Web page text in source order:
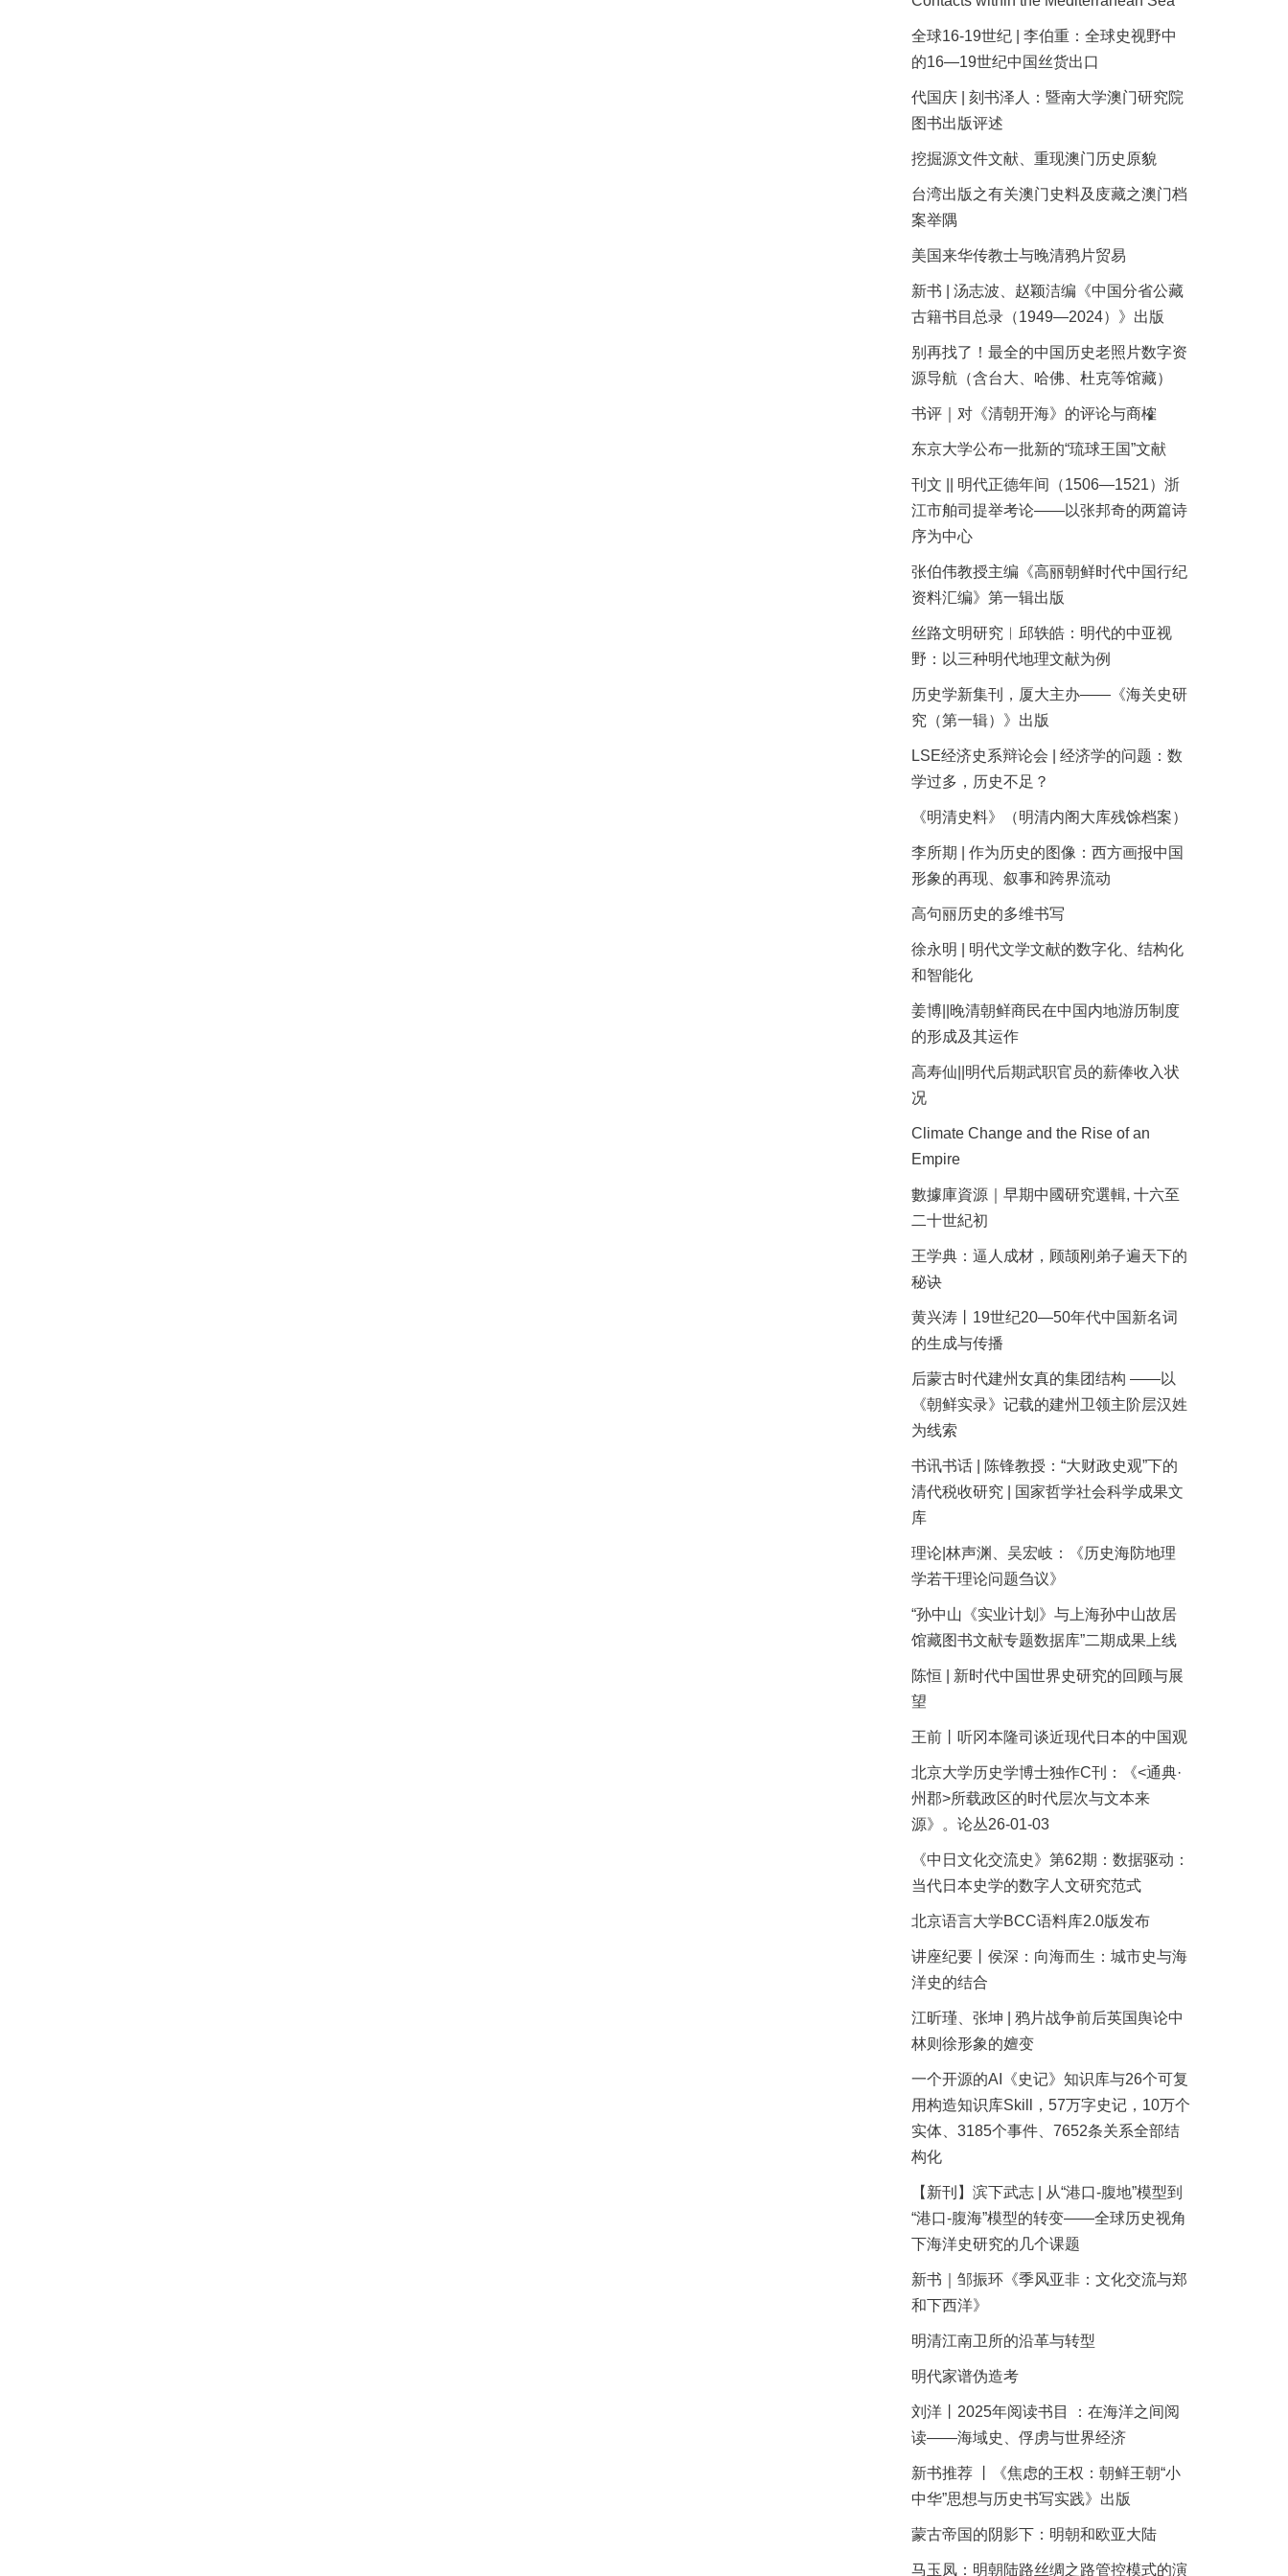
全球16-19世纪 | 李伯重：全球史视野中
的16—19世纪中国丝货出口
代国庆 | 刻书泽人：暨南大学澳门研究院
图书出版评述
挖掘源文件文献、重现澳门历史原貌
台湾出版之有关澳门史料及庋藏之澳门档
案举隅
美国来华传教士与晚清鸦片贸易
新书 | 汤志波、赵颖洁编《中国分省公藏
古籍书目总录（1949—2024）》出版
别再找了！最全的中国历史老照片数字资
源导航（含台大、哈佛、杜克等馆藏）
书评｜对《清朝开海》的评论与商榷
东京大学公布一批新的“琉球王国”文献
刊文 || 明代正德年间（1506—1521）浙
江市舶司提举考论——以张邦奇的两篇诗
序为中心
张伯伟教授主编《高丽朝鲜时代中国行纪
资料汇编》第一辑出版
丝路文明研究︱邱轶皓：明代的中亚视
野：以三种明代地理文献为例
历史学新集刊，厦大主办——《海关史研
究（第一辑）》出版
LSE经济史系辩论会 | 经济学的问题：数
学过多，历史不足？
《明清史料》（明清内阁大库残馀档案）
李所期 | 作为历史的图像：西方画报中国
形象的再现、叙事和跨界流动
高句丽历史的多维书写
徐永明 | 明代文学文献的数字化、结构化
和智能化
姜博||晚清朝鲜商民在中国内地游历制度
的形成及其运作
高寿仙||明代后期武职官员的薪俸收入状
况
Climate Change and the Rise of an
Empire
數據庫資源｜早期中國研究選輯, 十六至
二十世紀初
王学典：逼人成材，顾颉刚弟子遍天下的
秘诀
黄兴涛丨19世纪20—50年代中国新名词
的生成与传播
后蒙古时代建州女真的集团结构 ——以
《朝鲜实录》记载的建州卫领主阶层汉姓
为线索
书讯书话 | 陈锋教授：“大财政史观”下的
清代税收研究 | 国家哲学社会科学成果文
库
理论|林声渊、吴宏岐：《历史海防地理
学若干理论问题刍议》
“孙中山《实业计划》与上海孙中山故居
馆藏图书文献专题数据库”二期成果上线
陈恒 | 新时代中国世界史研究的回顾与展
望
王前丨听冈本隆司谈近现代日本的中国观
北京大学历史学博士独作C刊：《<通典·
州郡>所载政区的时代层次与文本来
源》。论丛26-01-03
《中日文化交流史》第62期：数据驱动：
当代日本史学的数字人文研究范式
北京语言大学BCC语料库2.0版发布
讲座纪要丨侯深：向海而生：城市史与海
洋史的结合
江昕瑾、张坤 | 鸦片战争前后英国舆论中
林则徐形象的嬗变
一个开源的AI《史记》知识库与26个可复
用构造知识库Skill，57万字史记，10万个
实体、3185个事件、7652条关系全部结
构化
【新刊】滨下武志 | 从“港口-腹地”模型到
“港口-腹海”模型的转变——全球历史视角
下海洋史研究的几个课题
新书｜邹振环《季风亚非：文化交流与郑
和下西洋》
明清江南卫所的沿革与转型
明代家谱伪造考
刘洋丨2025年阅读书目 ：在海洋之间阅
读——海域史、俘虏与世界经济
新书推荐 丨《焦虑的王权：朝鲜王朝“小
中华”思想与历史书写实践》出版
蒙古帝国的阴影下：明朝和欧亚大陆
马玉凤：明朝陆路丝绸之路管控模式的演